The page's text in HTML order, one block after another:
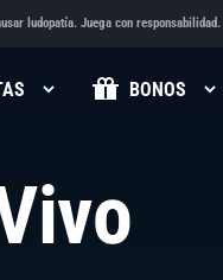
ludopatía. Juega con responsabilidad.
BONOS